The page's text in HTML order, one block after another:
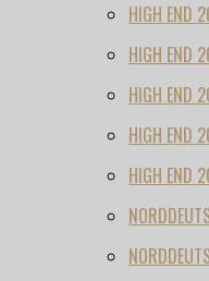
HIGH END
HIGH END
HIGH END
HIGH END
HIGH END